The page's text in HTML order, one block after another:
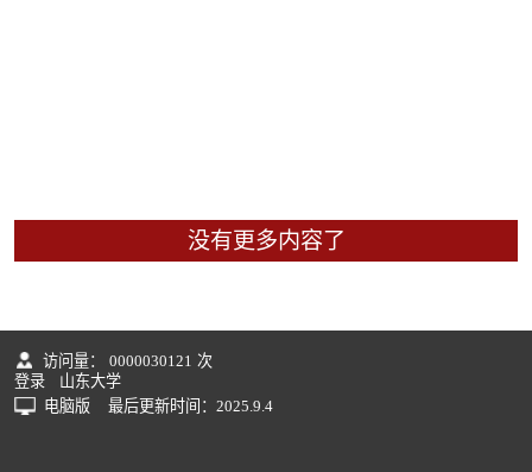
没有更多内容了
访问量： 0000030121 次
登录
山东大学
电脑版
最后更新时间： 2025 9 4